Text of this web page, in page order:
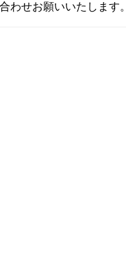
わせお願いいたします。